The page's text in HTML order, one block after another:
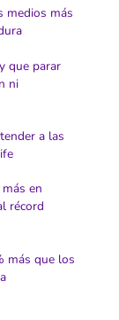
medios más
que parar
ni
a las
en
récord
más que los